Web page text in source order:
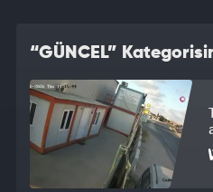
“GÜNCEL”